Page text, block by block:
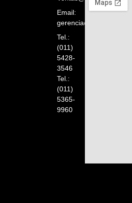
Email:
gerencia@orelion.com.ar
Tel.:
(011)
5428-
3546
Tel.:
(011)
5365-
9960